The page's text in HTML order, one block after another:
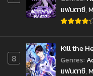
January 23, 2025
Chapter 127
January 11, 2025
แฟนตาซี,
Shounen
8
Kill the
Genres:
แฟนตาซี,